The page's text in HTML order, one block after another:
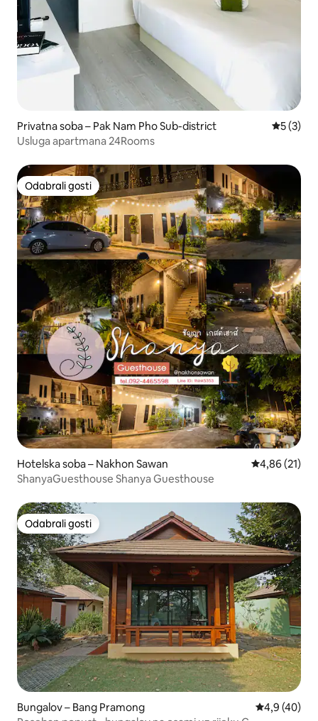
Privatna soba – Pak Nam Pho Sub-district
5 (3)
Usluga apartmana 24Rooms
Odabrali gosti
Odabrali gosti
Hotelska soba – Nakhon Sawan Prosječna
4,86 (21)
ShanyaGuesthouse Shanya Guesthouse
Odabrali gosti
Odabrali gosti
Bungalov – Bang Pramong Prosječna
4,9 (40)